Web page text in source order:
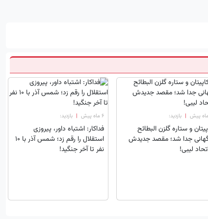
| بازدید:
و ستاره گلزن البطائح
جدا شد؛ مقصد جدیدش
لیبی!
۶ ماه پیش | بازدید:
فداکار: اشتباه داور، پیروزی
استقلال را رقم زد؛ شمس آذر با 10
نفر تا آخر جنگید!